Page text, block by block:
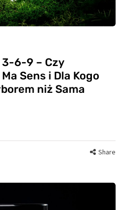
3-6-9 – Czy
Sens i Dla Kogo
niż Sama
Share